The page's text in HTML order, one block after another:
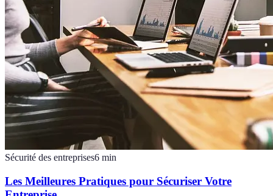
Sécurité des entreprises6 min
Les Meilleures Pratiques pour Sécuriser Votre